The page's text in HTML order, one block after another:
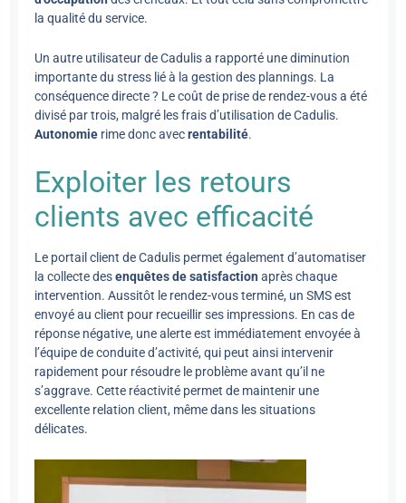
la qualité du service.
Un autre utilisateur de Cadulis a rapporté une diminution
importante du stress lié à la gestion des plannings. La
conséquence directe ? Le coût de prise de rendez-vous a été
divisé par trois, malgré les frais d’utilisation de Cadulis.
Autonomie rime donc avecrentabilité.
Exploiter les retours
clients avec efficacité
Le portail client de Cadulis permet également d’automatiser
la collecte desenquêtes de satisfaction après chaque
intervention. Aussitôt le rendez-vous terminé, un SMS est
envoyé au client pour recueillir ses impressions. En cas de
réponse négative, une alerte est immédiatement envoyée à
l’équipe de conduite d’activité, qui peut ainsi intervenir
rapidement pour résoudre le problème avant qu’il ne
s’aggrave. Cette réactivité permet de maintenir une
excellente relation client, même dans les situations
délicates.